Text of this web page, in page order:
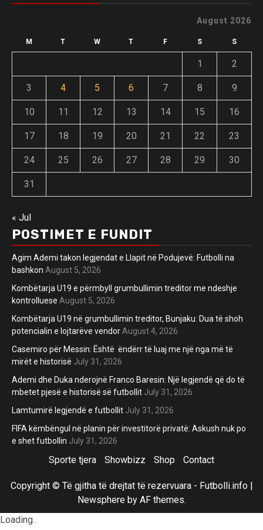
August 2026
M T W T F S S
1 2
3 4 5 6 7 8 9
10 11 12 13 14 15 16
17 18 19 20 21 22 23
24 25 26 27 28 29 30
31
« Jul
POSTIMET E FUNDIT
Agim Ademi takon legjendat e Llapit në Podujevë: Futbolli na
bashkon August 5, 2026
Kombëtarja U19 e përmbyll grumbullimin treditor me ndeshje
kontrolluese August 5, 2026
Kombëtarja U19 në grumbullimin treditor, Bunjaku: Dua të shoh
potencialin e lojtarëve vendor August 4, 2026
Casemiro për Messin: Është ëndërr të luaj me një nga më të
mirët e historisë July 31, 2026
Ademi dhe Duka nderojnë Franco Baresin: Një legjendë që do të
mbetet pjesë e historisë së futbollit July 31, 2026
Lamtumirë legjendë e futbollit July 31, 2026
FIFA këmbëngul në planin për investitorë privatë: Askush nuk po
e shet futbollin July 31, 2026
Sporte tjera Showbizz Shop Contact
Copyright © Të gjitha të drejtat të rezervuara - Futbolli.info |
Newsphereby AF themes.
Loading...